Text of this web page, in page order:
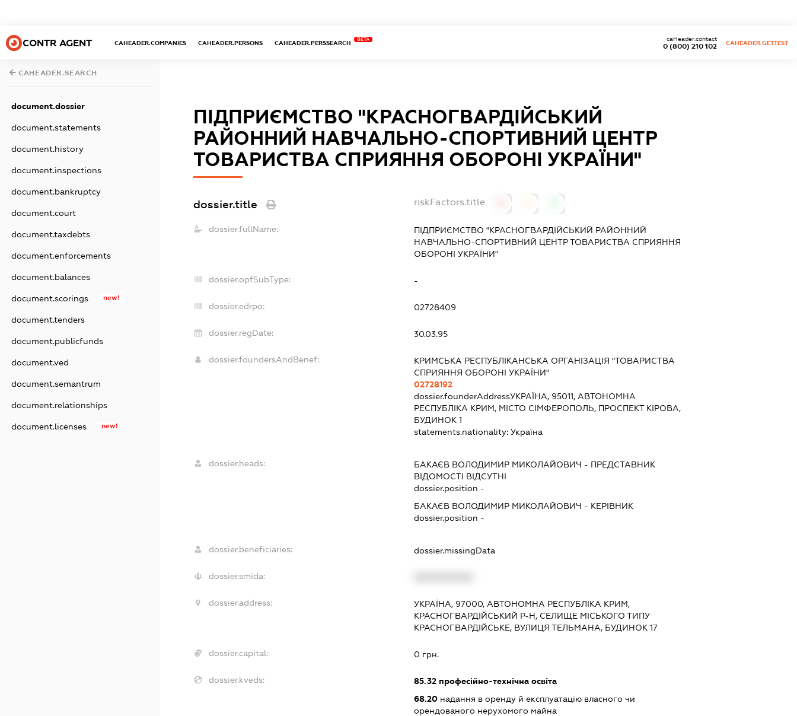
CONTR AGENT CAHEADER.COMPANIES CAHEADER.PERSONS CAHEADER.PERSSEARCH
BETA
0 (800) 210 102
caHeader.contact
CAHEADER.GETTEST
CAHEADER.SEARCH
document.dossier
document.statements
document.history
document.inspections
document.bankruptcy
document.court
document.taxdebts
document.enforcements
document.balances
document.scorings new!
document.tenders
document.publicfunds
document.ved
document.semantrum
document.relationships
document.licenses new!
ПІДПРИЄМСТВО "КРАСНОГВАРДІЙСЬКИЙ
РАЙОННИЙ НАВЧАЛЬНО-СПОРТИВНИЙ ЦЕНТР
ТОВАРИСТВА СПРИЯННЯ ОБОРОНІ УКРАЇНИ"
dossier.title riskFactors.title
dossier.fullName:
ПІДПРИЄМСТВО "КРАСНОГВАРДІЙСЬКИЙ РАЙОННИЙ
НАВЧАЛЬНО-СПОРТИВНИЙ ЦЕНТР ТОВАРИСТВА СПРИЯННЯ
ОБОРОНІ УКРАЇНИ"
dossier.opfSubType: -
dossier.edrpo: 02728409
dossier.regDate: 30.03.95
dossier.foundersAndBenef:
КРИМСЬКА РЕСПУБЛІКАНСЬКА ОРГАНІЗАЦІЯ "ТОВАРИСТВА
СПРИЯННЯ ОБОРОНІ УКРАЇНИ"
02728192
dossier.founderAddressУКРАЇНА, 95011, АВТОНОМНА
РЕСПУБЛІКА КРИМ, МІСТО СІМФЕРОПОЛЬ, ПРОСПЕКТ КІРОВА,
БУДИНОК 1
statements.nationality: Україна
dossier.heads: БАКАЄВ ВОЛОДИМИР МИКОЛАЙОВИЧ - ПРЕДСТАВНИК
ВІДОМОСТІ ВІДСУТНІ
dossier.position -
БАКАЄВ ВОЛОДИМИР МИКОЛАЙОВИЧ - КЕРІВНИК
dossier.position -
dossier.beneficiaries: dossier.missingData
dossier.smida:
dossier.address:
УКРАЇНА, 97000, АВТОНОМНА РЕСПУБЛІКА КРИМ,
КРАСНОГВАРДІЙСЬКИЙ Р-Н, СЕЛИЩЕ МІСЬКОГО ТИПУ
КРАСНОГВАРДІЙСЬКЕ, ВУЛИЦЯ ТЕЛЬМАНА, БУДИНОК 17
dossier.capital: 0 грн.
dossier.kveds: 85.32професійно-технічна освіта
68.20надання в оренду й експлуатацію власного чи
орендованого нерухомого майна